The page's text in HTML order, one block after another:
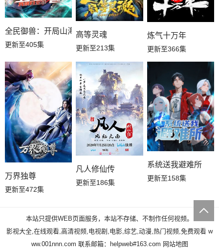
全民御兽：开局山海经，我横扫全球
更新至405集
高等灵魂
更新至213集
炼气十万年
更新至366集
万界独尊
更新至472集
凡人修仙传
更新至186集
系统送我避难所
更新至158集
本站只提供WEB页面服务，本站不存储、不制作任何视频。
影视大全,在线观看,高清视频,电视剧,电影,综艺,动漫,热门视频,免费观看 w
ww.001nnn.com 联系邮箱：helpweb#163.com 网站地图